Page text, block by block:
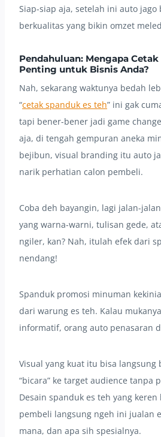
Siap-siap aja, setelah ini auto
berkualitas yang bikin omzet
Pendahuluan: Mengapa Cetak
Penting untuk Bisnis Anda?
Nah, sekarang waktunya bedah
“cetak spanduk es teh” ini gak
tapi bener-bener jadi game
aja, di tengah gempuran aneka
bejibun, visual branding itu auto
narik perhatian calon pembeli.
Coba deh bayangin, lagi jalan-
yang warna-warni, tulisan gede,
ngiler, kan? Nah, itulah efek dari
nendang!
Spanduk promosi minuman
dari warung es teh. Kalau
informatif, orang auto penasaran
Visual yang kuat itu bisa langsung
“bicara” ke target audience tanpa
Desain spanduk es teh yang
pembeli langsung ngeh ini jualan
mana, dan apa sih spesialnya.